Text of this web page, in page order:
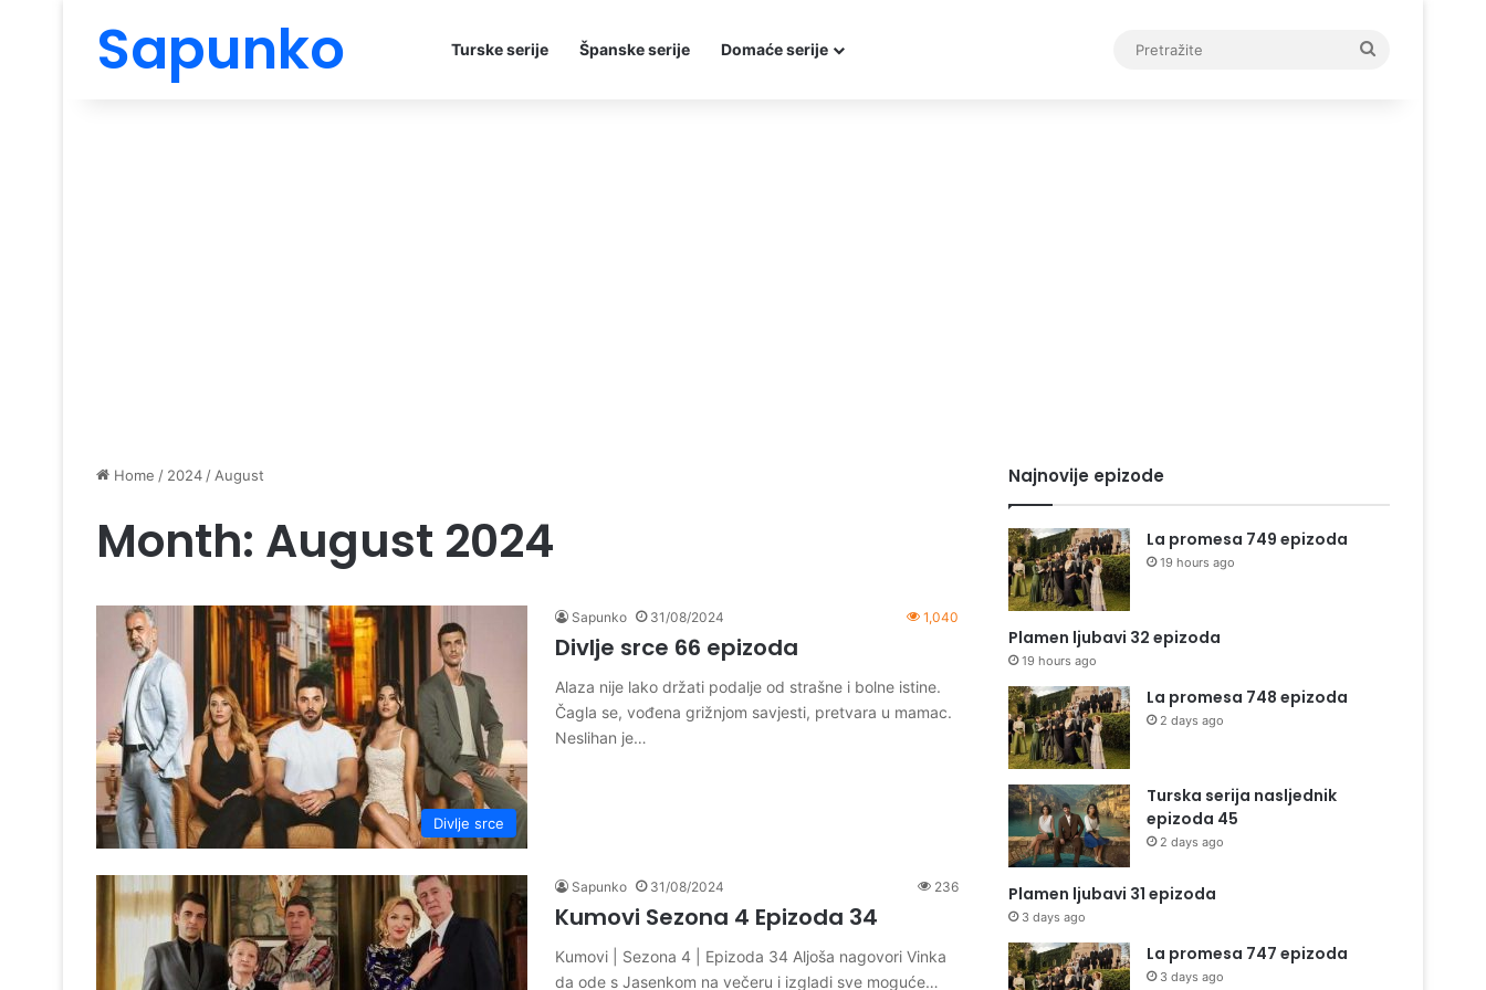
Sapunko Turske serije Španske serije Domaće serije
Home / 2024 / August
Month: August 2024
Divlje srce
Sapunko 31/08/2024 1,040
Divlje srce 66 epizoda
Alaza nije lako držati podalje od strašne i bolne istine.
Čagla se, vođena grižnjom savjesti, pretvara u mamac.
Neslihan je…
Sapunko 31/08/2024 236
Kumovi Sezona 4 Epizoda 34
Kumovi | Sezona 4 | Epizoda 34 Aljoša nagovori Vinka
da ode s Jasenkom na večeru i izgladi sve moguće…
Najnovije epizode
La promesa 749 epizoda
19 hours ago
Plamen ljubavi 32 epizoda
19 hours ago
La promesa 748 epizoda
2 days ago
Turska serija nasljednik
epizoda 45
2 days ago
Plamen ljubavi 31 epizoda
3 days ago
La promesa 747 epizoda
3 days ago